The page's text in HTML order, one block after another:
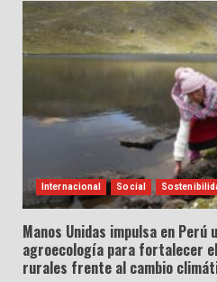
Internacional Social
Manos Unidas impulsa en Perú
agroecología para fortalecer
rurales frente al cambio